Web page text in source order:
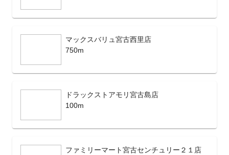
マックスバリュ宮古西里店
750m
ドラックストアモリ宮古島店
100m
ファミリーマート宮古センチュリー２１店